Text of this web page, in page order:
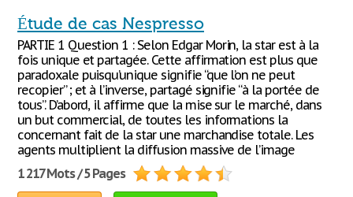
Étude de cas Nespresso
PARTIE 1 Question 1 : Selon Edgar Morin, la star est à la
fois unique et partagée. Cette affirmation est plus que
paradoxale puisqu’unique signifie “que l’on ne peut
recopier” ; et à l’inverse, partagé signifie “à la portée de
tous”. D’abord, il affirme que la mise sur le marché, dans
un but commercial, de toutes les informations la
concernant fait de la star une marchandise totale. Les
agents multiplient la diffusion massive de l’image
1 217 Mots / 5 Pages